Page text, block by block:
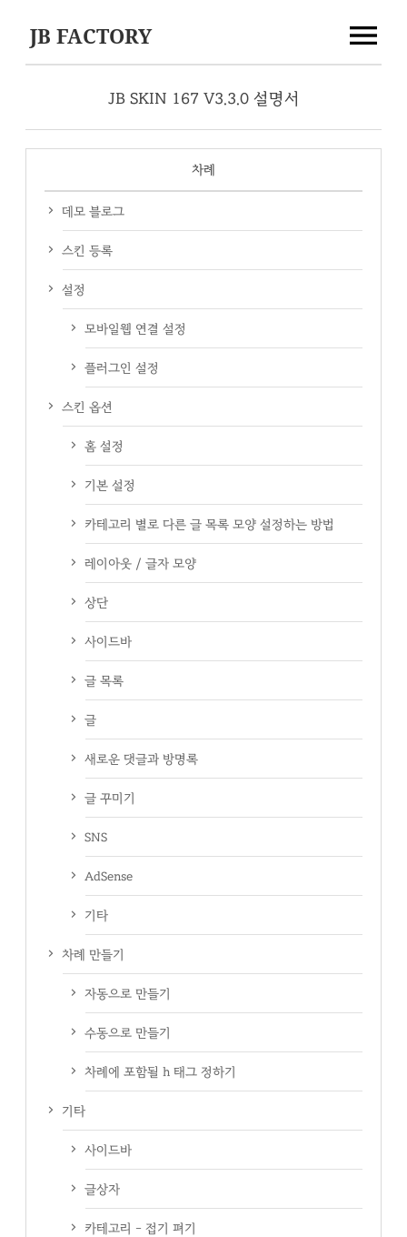
JB FACTORY
JB SKIN 167 V3.3.0 설명서
차례
데모 블로그
스킨 등록
설정
모바일웹 연결 설정
플러그인 설정
스킨 옵션
홈 설정
기본 설정
카테고리 별로 다른 글 목록 모양 설정하는 방법
레이아웃 / 글자 모양
상단
사이드바
글 목록
글
새로운 댓글과 방명록
글 꾸미기
SNS
AdSense
기타
차례 만들기
자동으로 만들기
수동으로 만들기
차례에 포함될 h 태그 정하기
기타
사이드바
글상자
카테고리 - 접기 펴기